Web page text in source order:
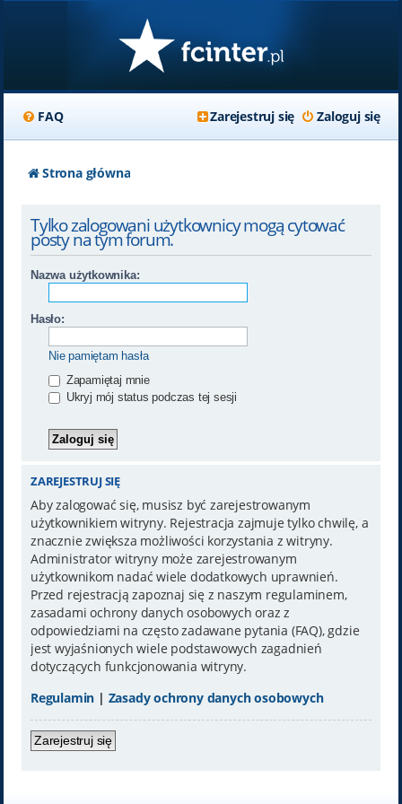
FAQ Zaloguj się
Zarejestruj się
Strona główna
Tylko zalogowani użytkownicy mogą cytować
posty na tym forum.
Nazwa użytkownika:
Hasło:
Nie pamiętam hasła
Zapamiętaj mnie
Ukryj mój status podczas tej sesji
ZAREJESTRUJ SIĘ
Aby zalogować się, musisz być zarejestrowanym
użytkownikiem witryny. Rejestracja zajmuje tylko chwilę, a
znacznie zwiększa możliwości korzystania z witryny.
Administrator witryny może zarejestrowanym
użytkownikom nadać wiele dodatkowych uprawnień.
Przed rejestracją zapoznaj się z naszym regulaminem,
zasadami ochrony danych osobowych oraz z
odpowiedziami na często zadawane pytania (FAQ), gdzie
jest wyjaśnionych wiele podstawowych zagadnień
dotyczących funkcjonowania witryny.
Regulamin | Zasady ochrony danych osobowych
Zarejestruj się